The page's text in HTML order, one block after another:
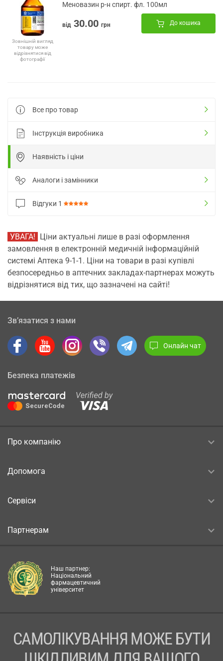
Зовнішній вигляд
товару може
відрізнятися від
фотографії
Меновазин р-н спирт. фл. 100мл
від 30.00 грн До кошика
Все про товар
Інструкція виробника
Наявність і ціни
Аналоги і замінники
Відгуки 1
УВАГА! Ціни актуальні лише в разі оформлення
замовлення в електронній медичній інформаційній
системі Аптека 9-1-1. Ціни на товари в разі купівлі
безпосередньо в аптечних закладах-партнерах можуть
відрізнятися від тих, що зазначені на сайті!
Зв’язатися з нами
Онлайн чат
Безпека платежів
Про компанію
Допомога
Сервіси
Партнерам
Наш партнер:
Національний
фармацевтичний
університет
САМОЛІКУВАННЯ МОЖЕ БУТИ